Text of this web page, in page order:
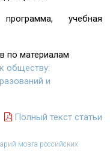
учебная
по материалам
обществу:
и
Полный текст статьи
мозга российских